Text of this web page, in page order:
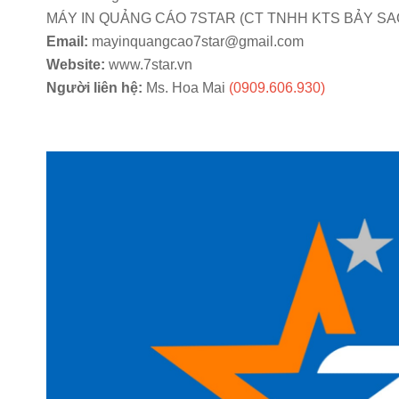
MÁY IN QUẢNG CÁO 7STAR (CT TNHH KTS BẢY
Email: mayinquangcao7star@gmail.com
Website: www.7star.vn
Người liên hệ: Ms. Hoa Mai (0909.606.930)